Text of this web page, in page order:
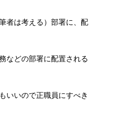
者は考える）部署に、配
などの部署に配置される
いいので正職員にすべき